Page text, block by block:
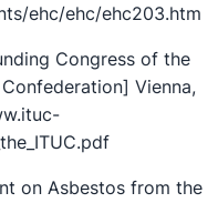
ehc/ehc/ehc203.htm
Congress of the
Vienna,
on Asbestos from the